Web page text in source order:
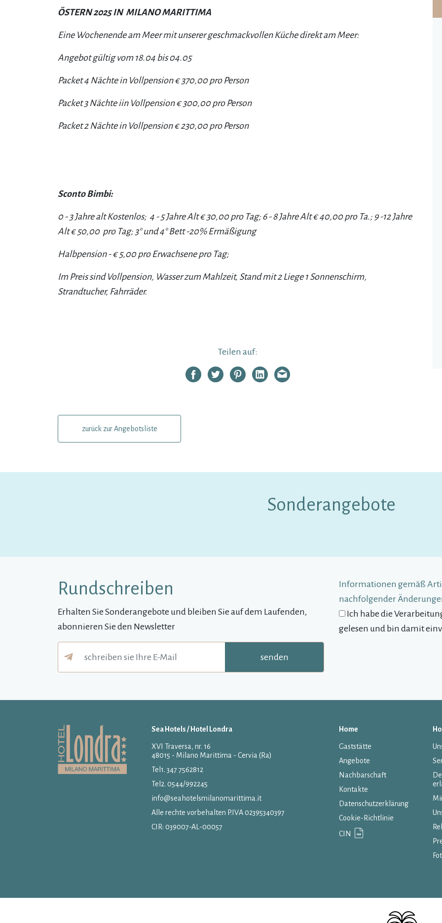
ÖSTERN 2025 IN MILANO MARITTIMA
Eine Wochenende am Meer mit unserer geschmackvollen Küche direkt am Meer:
Angebot gültig vom 18.04 bis 04.05
Packet 4 Nächte in Vollpension € 370,00 pro Person
Packet 3 Nächte iin Vollpension € 300,00 pro Person
Packet 2 Nächte in Vollpension € 230,00 pro Person
Sconto Bimbi:
0 - 3 Jahre alt Kostenlos; 4 - 5 Jahre Alt € 30,00 pro Tag; 6 - 8 Jahre Alt € 40,00 pro Ta.; 9 -12 Jahre
Alt € 50,00 pro Tag; 3° und 4° Bett -20% Ermäßigung
Halbpension - € 5,00 pro Erwachsene pro Tag;
Im Preis sind Vollpension, Wasser zum Mahlzeit, Stand mit 2 Liege 1 Sonnenschirm,
Strandtucher, Fahrräder.
Teilen auf:
zurück zur Angebotsliste
Sonderangebote
Rundschreiben
Erhalten Sie Sonderangebote und bleiben Sie auf dem Laufenden,
abonnieren Sie den Newsletter
senden
Informationen gemäß
nachfolgender
Ich habe die
gelesen und bin damit
Sea Hotels / Hotel Londra
XVI Traversa, nr. 16
48015 - Milano Marittima - Cervia (Ra)
Tel1. 347 7562812
Tel2. 0544/992245
info@seahotelsmilanomarittima.it
Alle rechte vorbehalten P.IVA 02395340397
CIR: 039007-AL-00057
Home
Gaststätte
Angebote
Nachbarschaft
Kontakte
Datenschutzerklärung
Cookie-Richtlinie
CIN